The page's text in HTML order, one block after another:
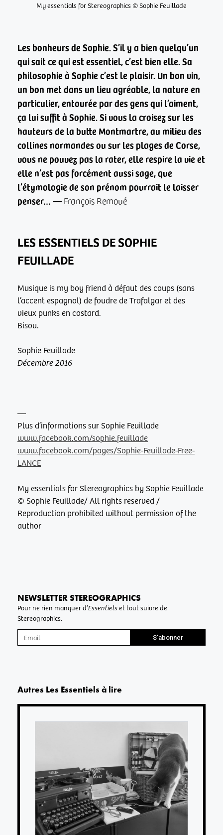
My essentials for Stereographics © Sophie Feuillade
Les bonheurs de Sophie.S’il y a bien quelqu’un
qui sait ce qui est essentiel, c’est bien elle. Sa
philosophie à Sophie c’est le plaisir. Un bon vin,
un bon met dans un lieu agréable, la nature en
particulier, entourée par des gens qui l’aiment,
ça lui suffit à Sophie. Si vous la croisez sur les
hauteurs de la butte Montmartre, au milieu des
collines normandes ou sur les plages de Corse,
vous ne pouvez pas la rater, elle respire la vie et
elle n’est pas forcément aussi sage, que
l’étymologie de son prénom pourrait le laisser
penser… — François Remoué
LES ESSENTIELS DE SOPHIE
FEUILLADE
Musique is my boy friend à défaut des coups (sans
l’accent espagnol) de foudre de Trafalgar et des
vieux punks en costard.
Bisou.
Sophie Feuillade
Décembre 2016
—
Plus d’informations sur Sophie Feuillade
www.facebook.com/sophie.feuillade
www.facebook.com/pages/Sophie-Feuillade-Free-
LANCE
My essentials for Stereographics by Sophie Feuillade
© Sophie Feuillade/ All rights reserved /
Reproduction prohibited without permission of the
author
NEWSLETTER STEREOGRAPHICS
Pour ne rien manquer d’Essentielset tout suivre de
Stereographics.
S'abonner
Autres Les Essentiels à lire